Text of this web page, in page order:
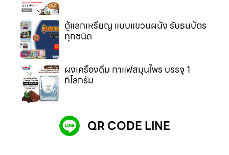
ตู้แลกเหรียญ แบบแขวนผนัง รับธนบัตร
ทุกชนิด
ผงเครื่องดื่ม กาแฟสมุนไพร บรรจุ 1
กิโลกรัม
QR CODE LINE